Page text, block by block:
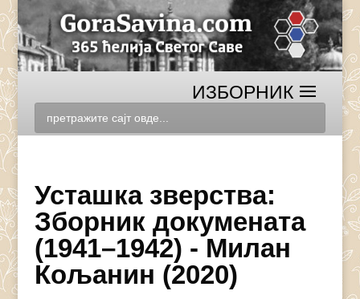
Усташка зверства:
Зборник докумената
(1941–1942) - Милан
Кољанин (2020)